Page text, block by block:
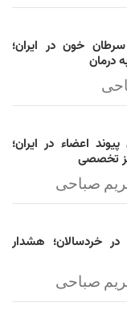
خون در ایران؛
درمان
هزار عمل پیوند اعضاء در ایران؛
صباحی
در خردسالان؛ هشدار
صباحی